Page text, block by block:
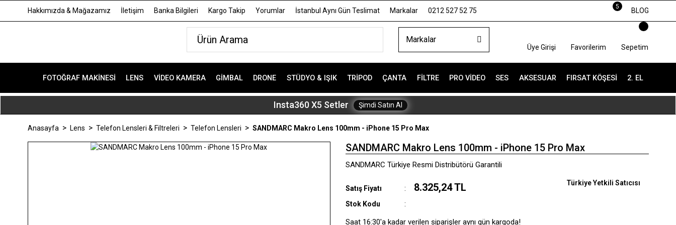
Hakkımızda & Mağazamız İletişim Banka Bilgileri Kargo Takip Yorumlar İstanbul Aynı Gün Teslimat Markalar 0212 527 52 75
5
BLOG
Markalar
Üye Girişi Favorilerim Sepetim
FOTOĞRAF MAKINESI LENS VIDEO KAMERA GIMBAL DRONE STÜDYO & IŞIK TRIPOD ÇANTA FILTRE PRO VIDEO SES AKSESUAR FIRSAT KÖŞESI 2. EL
Insta360 X5 Setler Şimdi Satın Al
Anasayfa Lens Telefon Lensleri & Filtreleri Telefon Lensleri SANDMARC Makro Lens 100mm - iPhone 15 Pro Max
SANDMARC Makro Lens 100mm - iPhone 15 Pro Max
SANDMARC Türkiye Resmi Distribütörü Garantili
Satış Fiyatı 8.325,24 TL
Stok Kodu
Türkiye Yetkili Satıcısı
Saat 16:30'a kadar verilen siparişler aynı gün kargoda!